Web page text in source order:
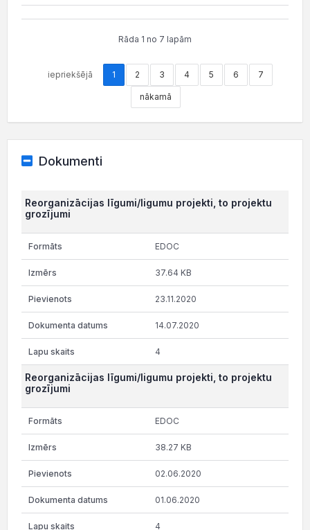
Rāda 1 no 7 lapām
iepriekšējā 1 2 3 4 5 6 7
nākamā
Dokumenti
Reorganizācijas līgumi/ligumu projekti, to projektu
grozījumi
EDOC
37.64 KB
23.11.2020
14.07.2020
4
Reorganizācijas līgumi/ligumu projekti, to projektu
grozījumi
EDOC
38.27 KB
02.06.2020
01.06.2020
4